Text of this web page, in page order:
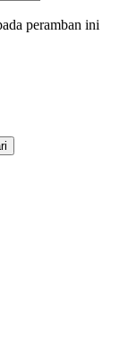
peramban ini